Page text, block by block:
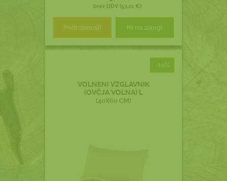
brez DDV (57,21 €)
Podrobnosti Ni na zalogi
-10%
VOLNENI VZGLAVNIK
(OVČJA VOLNA) L
(40X60 CM)